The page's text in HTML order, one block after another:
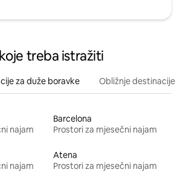
treba istražiti
za duže boravke Obližnje destinacije
najam
Barcelona
Prostori za mjesečni najam
najam
Atena
Prostori za mjesečni najam